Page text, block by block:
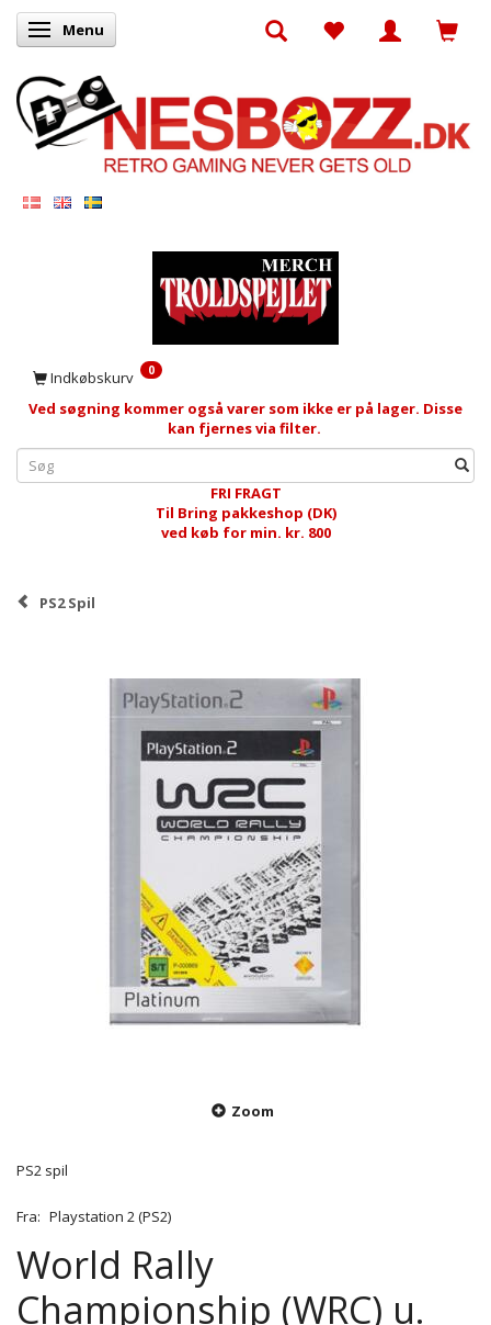
Skifte navigation
Menu
Indkøbskurv 0
Ved søgning kommer også varer som ikke er på lager. Disse
kan fjernes via filter.
FRI FRAGT
Til Bring pakkeshop (DK)
ved køb for min. kr. 800
PS2 Spil
Zoom
PS2 spil
Fra: Playstation 2 (PS2)
World Rally
Championship (WRC) u.